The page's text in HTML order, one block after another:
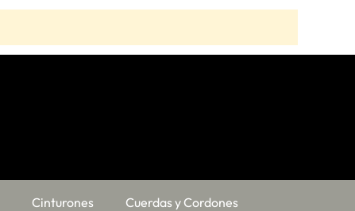
Cinturones Cuerdas y Cordones